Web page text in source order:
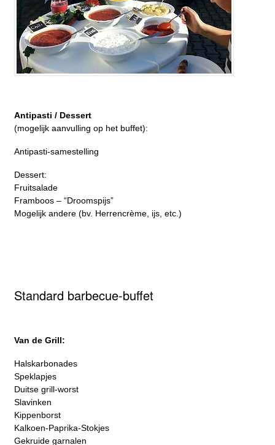
Antipasti / Dessert
(mogelijk aanvulling op het buffet):
Antipasti-samestelling
Dessert:
Fruitsalade
Framboos – “Droomspijs”
Mogelijk andere (bv. Herrencrème, ijs, etc.)
Standard barbecue-buffet
Van de Grill:
Halskarbonades
Speklapjes
Duitse grill-worst
Slavinken
Kippenborst
Kalkoen-Paprika-Stokjes
Gekruide garnalen